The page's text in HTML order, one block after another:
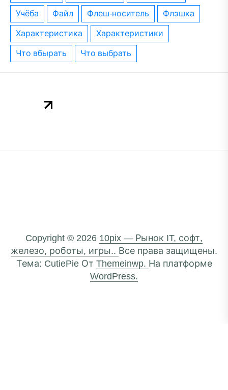
учёба файл флеш-носитель флэшка
характеристика характеристики
что вбырать что выбрать
Copyright © 2026 10pix — Рынок IT, софт,
железо, роботы, игры.. Все права защищены.
Тема: CutiePie От Themeinwp. На платформе
WordPress.